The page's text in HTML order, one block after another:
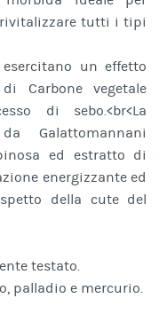
tutti i tipi
un effetto
Carbone vegetale
di sebo.<br<La
Galattomannani
ed estratto di
energizzante ed
della cute del
testato.
palladio e mercurio.